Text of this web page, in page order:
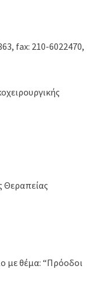
fax: 210-6022470,
Θεραπείας
με θέμα: “Πρόοδοι